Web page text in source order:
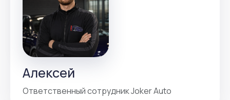
Алексей
Ответственный сотрудник Joker Auto